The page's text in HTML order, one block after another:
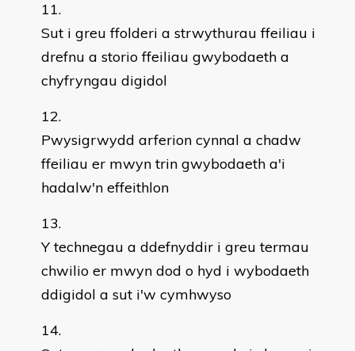
Sut i greu ffolderi a strwythurau ffeiliau i
drefnu a storio ffeiliau gwybodaeth a
chyfryngau digidol
Pwysigrwydd arferion cynnal a chadw
ffeiliau er mwyn trin gwybodaeth a'i
hadalw'n effeithlon
Y technegau a ddefnyddir i greu termau
chwilio er mwyn dod o hyd i wybodaeth
ddigidol a sut i'w cymhwyso